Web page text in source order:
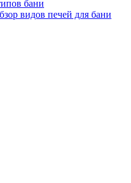
бани
видов печей для бани